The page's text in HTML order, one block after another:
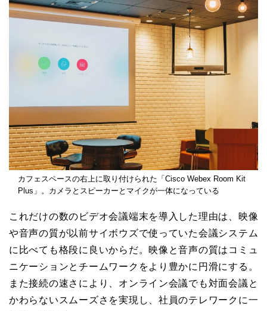
カフェスペースの右上に取り付けられた「Cisco Webex Room Kit
Plus」。カメラとスピーカーとマイクが一体になっている
これだけの数のビデオ会議端末を導入した理由は、映像
や音声の質が以前サイボウズで使っていた会議システム
に比べても格段に良いからだ。映像と音声の質はコミュ
ニケーションとチームワークをより豊かに円滑にする。
また接続の速さにより、オンライン会議でも対面会議と
かわらないスムーズさを実現し、社員のテレワークに一